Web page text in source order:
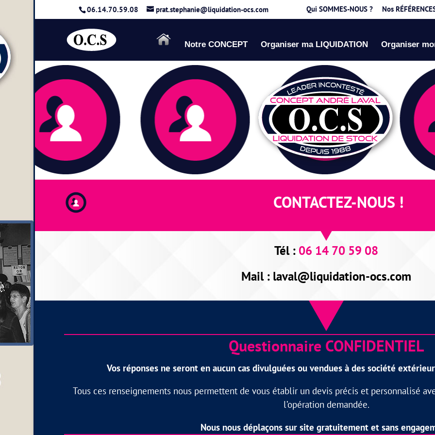
06.14.70.59.08 prat.stephanie@liquidation-ocs.com Qui SOMMES-NOUS ? Nos
Notre CONCEPT Organiser ma LIQUIDATION Organiser
CONTACTEZ-NOUS !
Tél : 06 14 70 59 08
Mail : laval@liquidation-ocs.com
Questionnaire CONFIDENTIEL
Vos réponses ne seront en aucun cas divulguées ou vendues à des société
Tous ces renseignements nous permettent de vous établir un devis précis et personnalisé
l’opération demandée.
Nous nous déplaçons sur site gratuitement et sans